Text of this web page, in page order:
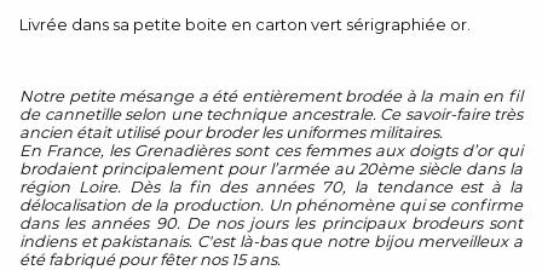
Livrée dans sa petite boite en carton vert sérigraphiée or.
Notre petite mésange a été entièrement brodée à la main en fil
de cannetille selon une technique ancestrale. Ce savoir-faire très
ancien était utilisé pour broder les uniformes militaires.
En France, les Grenadières sont ces femmes aux doigts d’or qui
brodaient principalement pour l’armée au 20ème siècle dans la
région Loire. Dès la fin des années 70, la tendance est à la
délocalisation de la production. Un phénomène qui se confirme
dans les années 90. De nos jours les principaux brodeurs sont
indiens et pakistanais. C'est là-bas que notre bijou merveilleux a
été fabriqué pour fêter nos 15 ans.